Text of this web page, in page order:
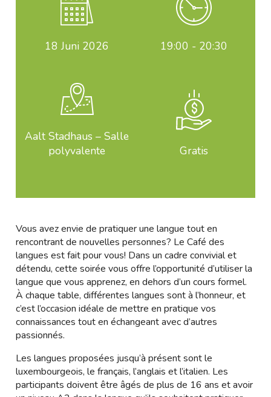
18 Juni 2026 19:00 - 20:30
Aalt Stadhaus – Salle
polyvalente
Gratis
Vous avez envie de pratiquer une langue tout en
rencontrant de nouvelles personnes? Le Café des
langues est fait pour vous! Dans un cadre convivial et
détendu, cette soirée vous offre l’opportunité d’utiliser la
langue que vous apprenez, en dehors d’un cours formel.
À chaque table, différentes langues sont à l’honneur, et
c’est l’occasion idéale de mettre en pratique vos
connaissances tout en échangeant avec d’autres
passionnés.
Les langues proposées jusqu’à présent sont le
luxembourgeois, le français, l’anglais et l’italien. Les
participants doivent être âgés de plus de 16 ans et avoir